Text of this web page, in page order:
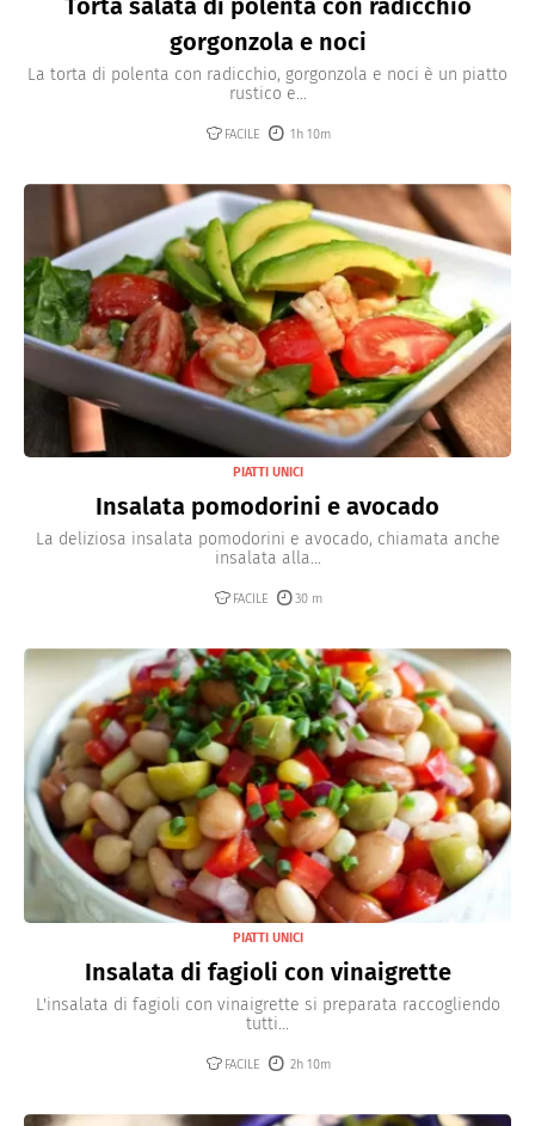
Torta salata di polenta con radicchio
gorgonzola e noci
La torta di polenta con radicchio, gorgonzola e noci è un piatto
rustico e...
FACILE 1h 10m
PIATTI UNICI
Insalata pomodorini e avocado
La deliziosa insalata pomodorini e avocado, chiamata anche
insalata alla...
FACILE 30 m
PIATTI UNICI
Insalata di fagioli con vinaigrette
L'insalata di fagioli con vinaigrette si preparata raccogliendo
tutti...
FACILE 2h 10m